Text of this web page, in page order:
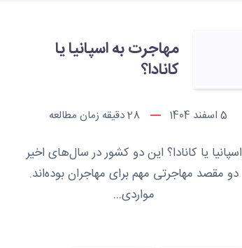
مهاجرت به اسپانیا یا
کانادا؟
5 اسفند 1404 28دقیقه زمان مطالعه
اسپانیا یا کانادا؟ این دو کشور در سال‌های اخیر
دو مقصد مهاجرتی مهم برای مهاجران بوده‌اند.
مواردی…